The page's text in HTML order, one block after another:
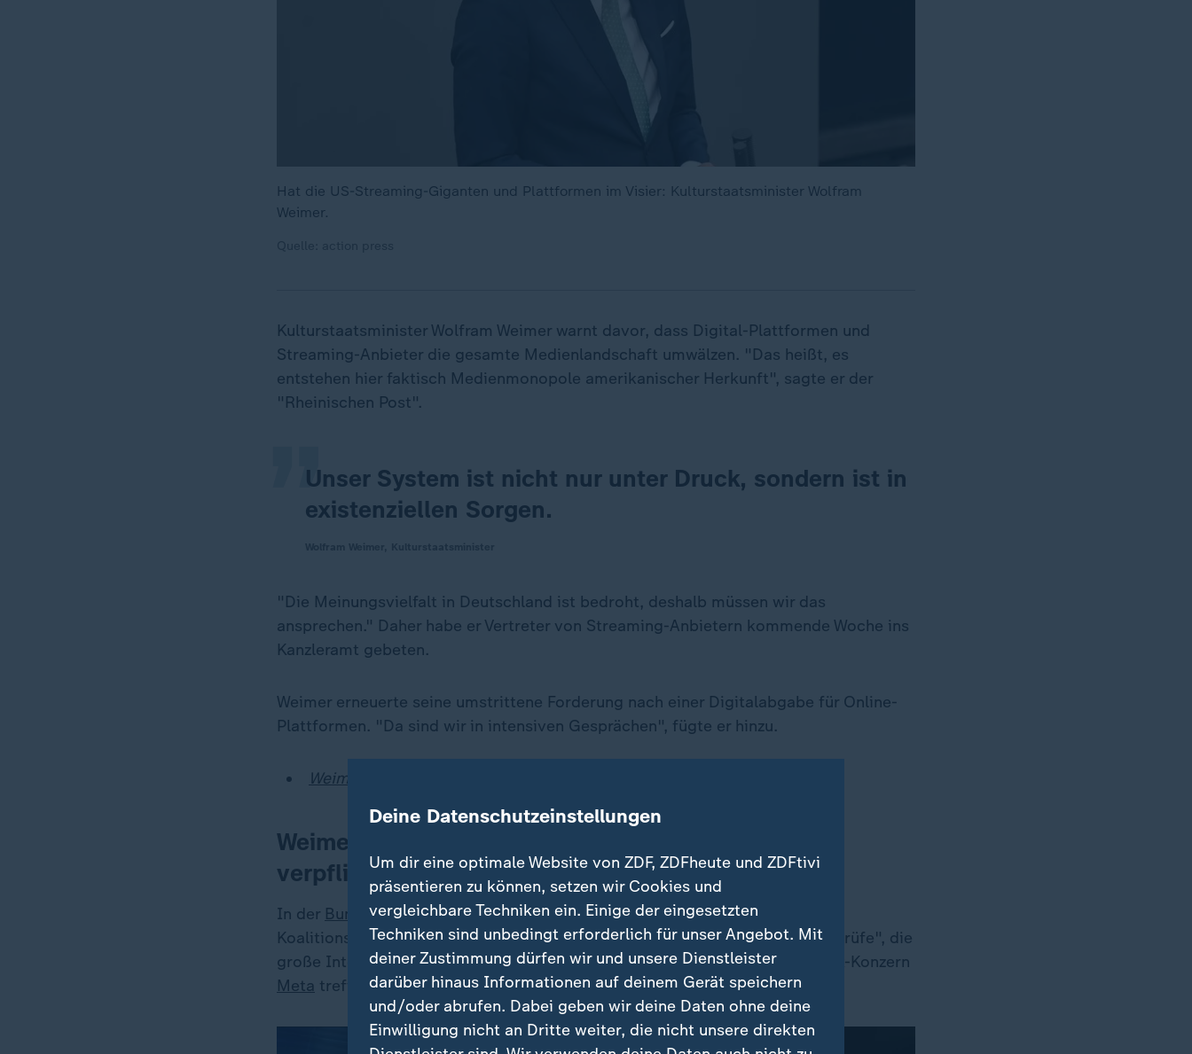
Hat die US-Streaming-Giganten und Plattformen im Visier: Kulturstaatsminister Wolfram
Weimer.
Kulturstaatsminister Wolfram Weimer warnt davor, dass Digital-Plattformen und
Streaming-Anbieter die gesamte Medienlandschaft umwälzen. "Das heißt, es
entstehen hier faktisch Medienmonopole amerikanischer Herkunft", sagte er der
"Rheinischen Post".
Unser System ist nicht nur unter Druck, sondern ist in
existenziellen Sorgen.
„
"Die Meinungsvielfalt in Deutschland ist bedroht, deshalb müssen wir das
ansprechen." Daher habe er Vertreter von Streaming-Anbietern kommende Woche ins
Kanzleramt gebeten.
Weimer erneuerte seine umstrittene Forderung nach einer Digitalabgabe für Online-
Plattformen. "Da sind wir in intensiven Gesprächen", fügte er hinzu.
Weimer will Internetkonzerne zur Kasse bitten
Weimer: Amazon und Netflix zu Investitionen
verpflichten
In der Bundesregierunggibt es dagegen Widerstand. Im schwarz-roten
Koalitionsvertrag steht nur, dass man eine sogenannte Plattform-Abgabe "prüfe", die
große Internetkonzerne wie die Google-Mutter Alphabet oder den Facebook-Konzern
Meta treffen würde.
Deine Datenschutzeinstellungen
Um dir eine optimale Website von ZDF, ZDFheute und ZDFtivi
präsentieren zu können, setzen wir Cookies und
vergleichbare Techniken ein. Einige der eingesetzten
Techniken sind unbedingt erforderlich für unser Angebot. Mit
deiner Zustimmung dürfen wir und unsere Dienstleister
darüber hinaus Informationen auf deinem Gerät speichern
und/oder abrufen. Dabei geben wir deine Daten ohne deine
Einwilligung nicht an Dritte weiter, die nicht unsere direkten